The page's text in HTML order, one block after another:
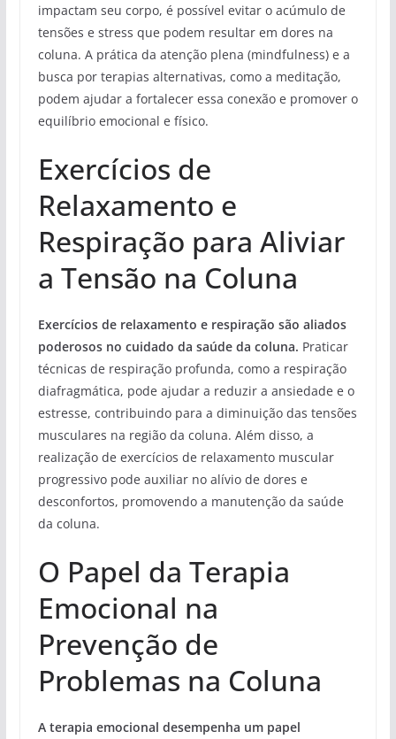
impactam seu corpo, é possível evitar o acúmulo de
tensões e stress que podem resultar em dores na
coluna. A prática da atenção plena (mindfulness) e a
busca por terapias alternativas, como a meditação,
podem ajudar a fortalecer essa conexão e promover o
equilíbrio emocional e físico.
Exercícios de
Relaxamento e
Respiração para Aliviar
a Tensão na Coluna
Exercícios de relaxamento e respiração são aliados
poderosos no cuidado da saúde da coluna. Praticar
técnicas de respiração profunda, como a respiração
diafragmática, pode ajudar a reduzir a ansiedade e o
estresse, contribuindo para a diminuição das tensões
musculares na região da coluna. Além disso, a
realização de exercícios de relaxamento muscular
progressivo pode auxiliar no alívio de dores e
desconfortos, promovendo a manutenção da saúde
da coluna.
O Papel da Terapia
Emocional na
Prevenção de
Problemas na Coluna
A terapia emocional desempenha um papel